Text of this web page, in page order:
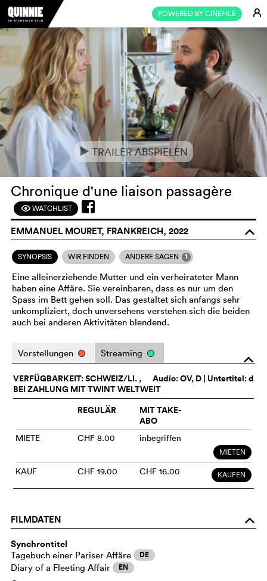
POWERED BY CINEFILE E
e TRAILER ABSPIELEN
Chronique d'une liaison passagère
FWATCHLIST
EMMANUEL MOURET, FRANKREICH, 2022 o
SYNOPSIS WIR FINDEN ANDERE SAGEN 1
Eine alleinerziehende Mutter und ein verheirateter Mann
haben eine Affäre. Sie vereinbaren, dass es nur um den
Spass im Bett gehen soll. Das gestaltet sich anfangs sehr
unkompliziert, doch unversehens verstehen sich die beiden
auch bei anderen Aktivitäten blendend.
o
Vorstellungen Streaming
Audio:OV, D | Untertitel: d
VERFÜGBARKEIT: SCHWEIZ/LI. ,
BEI ZAHLUNG MIT TWINT WELTWEIT
REGULÄR
MIT TAKE-
ABO
MIETE CHF 8.00 inbegriffen
MIETEN
KAUF CHF 19.00 CHF 16.00 KAUFEN
FILMDATEN o
Synchrontitel
Tagebuch einer Pariser Affäre DE
Diary of a Fleeting Affair EN